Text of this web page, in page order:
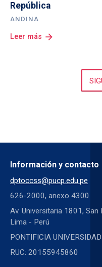
República
ANDINA
Leer más arrow_forward
Información y contacto
dptoccss@pucp.edu.pe
626-2000, anexo 4300
Av. Universitaria 1801,
Lima - Perú
PONTIFICIA
RUC: 20155945860